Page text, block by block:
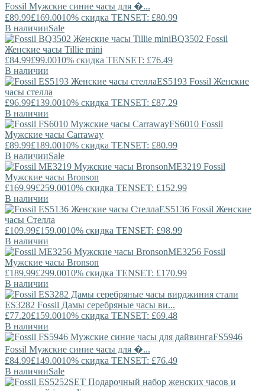
Fossil Мужские синие часы для �...
£89.99£169.0010% скидка TENSET: £80.99
В наличииSale
BQ3502 Fossil
Женские часы Tillie mini
£84.99£99.0010% скидка TENSET: £76.49
В наличии
ES5193 Fossil Женские
часы стелла
£96.99£139.0010% скидка TENSET: £87.29
В наличии
FS6010 Fossil
Мужские часы Carraway
£89.99£189.0010% скидка TENSET: £80.99
В наличииSale
ME3219 Fossil
Мужские часы Bronson
£169.99£259.0010% скидка TENSET: £152.99
В наличии
ES5136 Fossil Женские
часы Стелла
£109.99£159.0010% скидка TENSET: £98.99
В наличии
ME3256 Fossil
Мужские часы Bronson
£189.99£299.0010% скидка TENSET: £170.99
В наличии
ES3282 Fossil Дамы серебряные часы ви...
£77.20£159.0010% скидка TENSET: £69.48
В наличии
FS5946
Fossil Мужские синие часы для �...
£84.99£149.0010% скидка TENSET: £76.49
В наличииSale